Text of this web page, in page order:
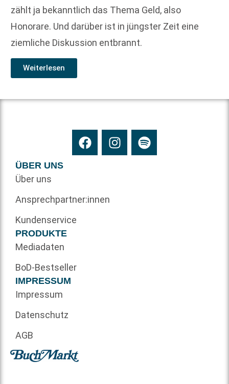
zählt ja bekanntlich das Thema Geld, also
Honorare. Und darüber ist in jüngster Zeit eine
ziemliche Diskussion entbrannt.
Weiterlesen
ÜBER UNS
Über uns
Ansprechpartner:innen
Kundenservice
PRODUKTE
Mediadaten
BoD-Bestseller
IMPRESSUM
Impressum
Datenschutz
AGB